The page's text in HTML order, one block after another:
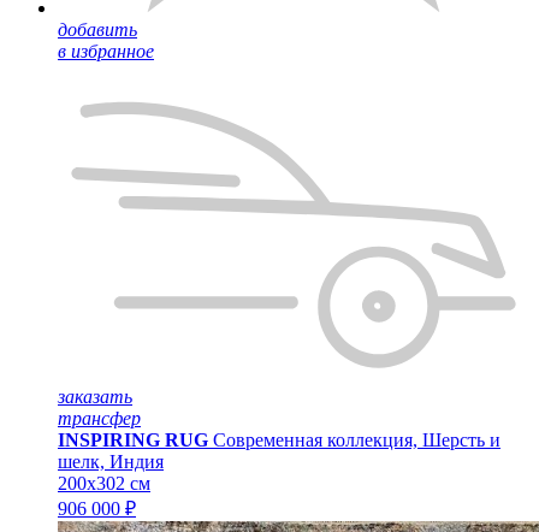
добавить
в избранное
заказать
трансфер
INSPIRING RUG Современная коллекция, Шерсть и
шелк, Индия
200x302 см
906 000 ₽